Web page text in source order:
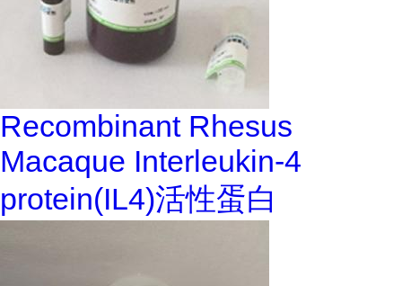
Recombinant Rhesus
Macaque Interleukin-4
protein(IL4)活性蛋白